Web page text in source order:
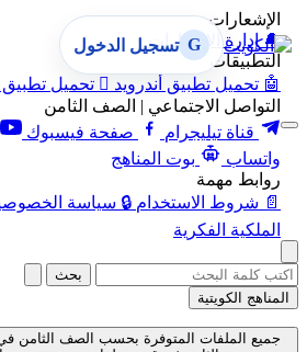
الإشعارات
🔔 إدارة الإشعارات
التطبيقات
🤖 تحميل تطبيق أندرويد  تحميل تطبيق
التواصل الاجتماعي | الصف الثامن
قناة تيليجرام
صفحة فيسبوك
واتساب
بوت المناهج
روابط مهمة
📄 شروط الاستخدام 🔒 سياسة
الملكية الفكرية
G تسجيل الدخول
بحث
المناهج الكويتية
جميع الملفات المتوفرة بحسب الصف الثامن